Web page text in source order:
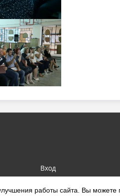
работы сайта. Вы можете
Вход